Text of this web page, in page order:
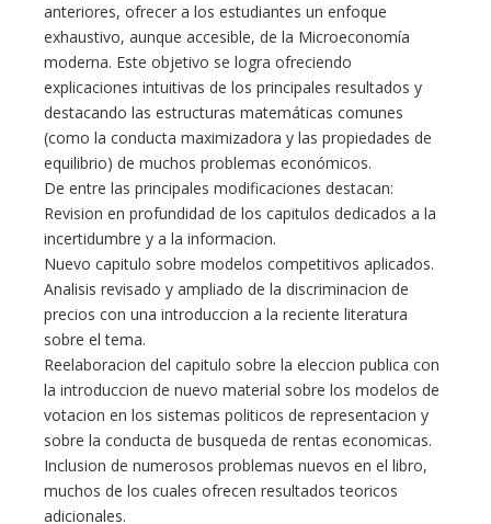
anteriores, ofrecer a los estudiantes un enfoque
exhaustivo, aunque accesible, de la Microeconomía
moderna. Este objetivo se logra ofreciendo
explicaciones intuitivas de los principales resultados y
destacando las estructuras matemáticas comunes
(como la conducta maximizadora y las propiedades de
equilibrio) de muchos problemas económicos.
De entre las principales modificaciones destacan:
Revision en profundidad de los capitulos dedicados a la
incertidumbre y a la informacion.
Nuevo capitulo sobre modelos competitivos aplicados.
Analisis revisado y ampliado de la discriminacion de
precios con una introduccion a la reciente literatura
sobre el tema.
Reelaboracion del capitulo sobre la eleccion publica con
la introduccion de nuevo material sobre los modelos de
votacion en los sistemas politicos de representacion y
sobre la conducta de busqueda de rentas economicas.
Inclusion de numerosos problemas nuevos en el libro,
muchos de los cuales ofrecen resultados teoricos
adicionales.